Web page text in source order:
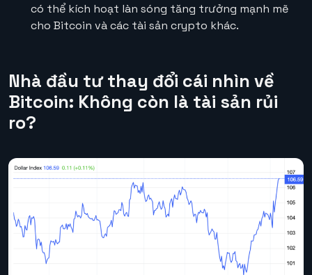
có thể kích hoạt làn sóng tăng trưởng mạnh mẽ
cho Bitcoin và các tài sản crypto khác.
Nhà đầu tư thay đổi cái nhìn về
Bitcoin: Không còn là tài sản rủi
ro?